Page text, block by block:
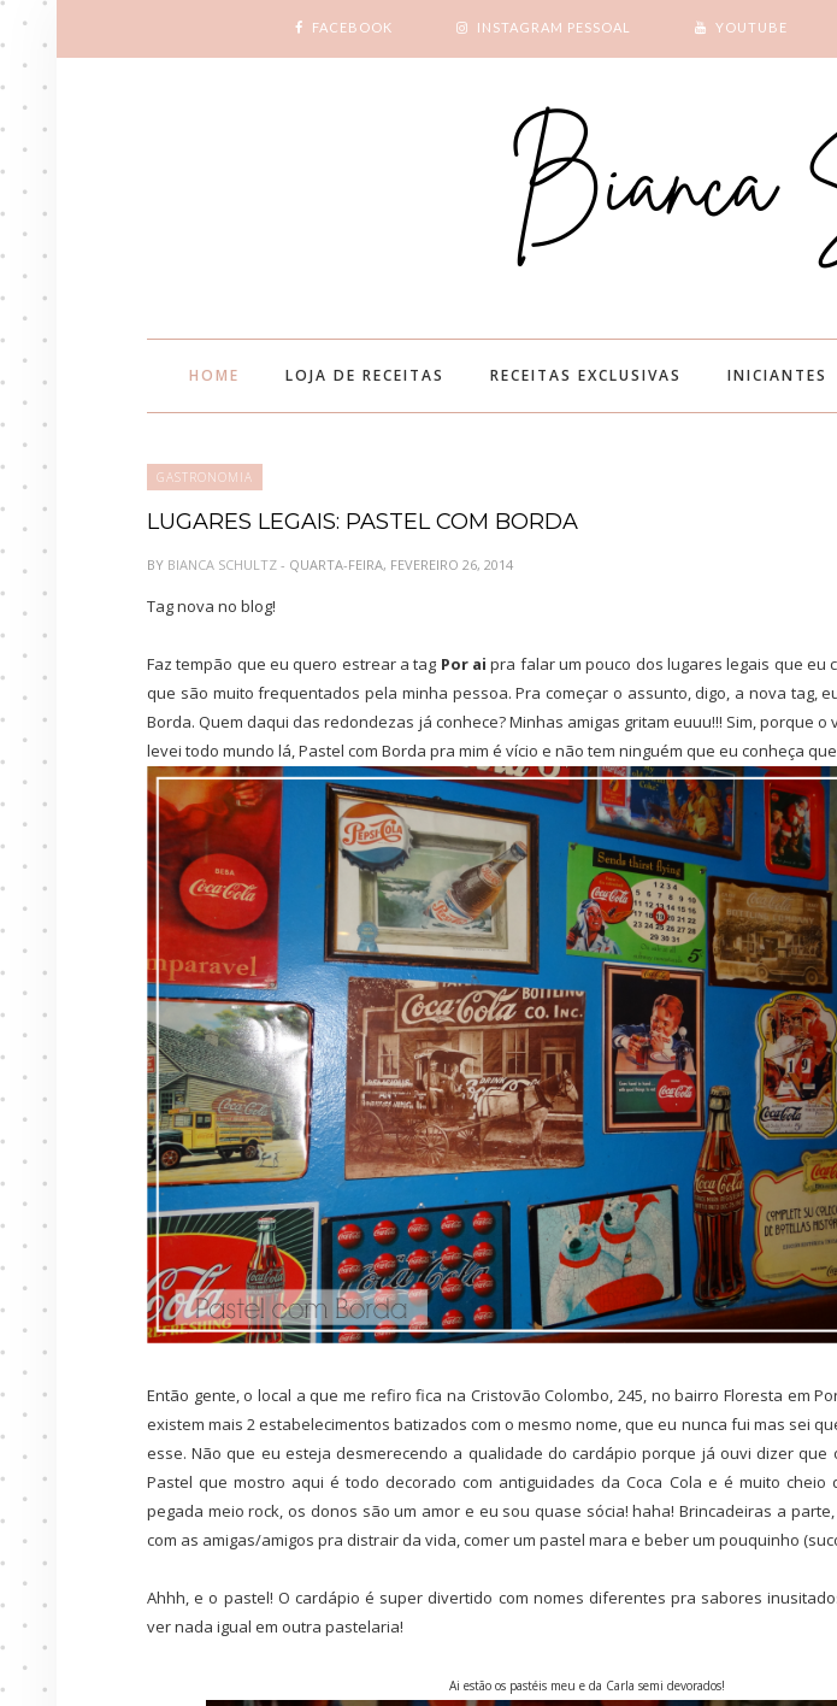
FACEBOOK INSTAGRAM PESSOAL YOUTUBE
HOME LOJA DE RECEITAS RECEITAS EXCLUSIVAS INICIANTES
GASTRONOMIA
LUGARES LEGAIS: PASTEL COM BORDA
BY BIANCA SCHULTZ - QUARTA-FEIRA, FEVEREIRO 26, 2014
Tag nova no blog!
Faz tempão que eu quero estrear a tag Por ai pra falar um pouco dos lugares legais que eu
que são muito frequentados pela minha pessoa. Pra começar o assunto, digo, a nova tag,
Borda. Quem daqui das redondezas já conhece? Minhas amigas gritam euuu!!! Sim, porque o
levei todo mundo lá, Pastel com Borda pra mim é vício e não tem ninguém que eu conheça
Então gente, o local a que me refiro fica na Cristovão Colombo, 245, no bairro Floresta em
existem mais 2 estabelecimentos batizados com o mesmo nome, que eu nunca fui mas sei
esse. Não que eu esteja desmerecendo a qualidade do cardápio porque já ouvi dizer que
Pastel que mostro aqui é todo decorado com antiguidades da Coca Cola e é muito cheio
pegada meio rock, os donos são um amor e eu sou quase sócia! haha! Brincadeiras a
com as amigas/amigos pra distrair da vida, comer um pastel mara e beber um pouquinho
Ahhh, e o pastel! O cardápio é super divertido com nomes diferentes pra sabores
ver nada igual em outra pastelaria!
Ai estão os pastéis meu e da Carla semi devorados!